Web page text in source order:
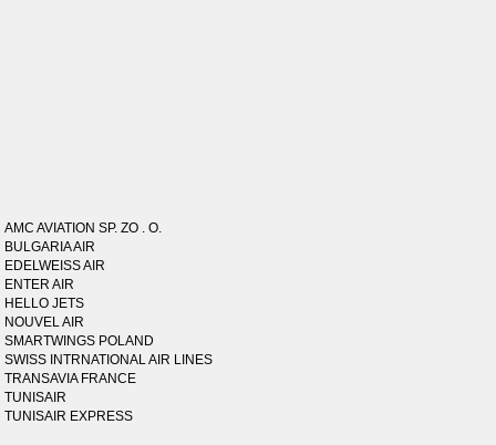
AMC AVIATION SP. ZO . O.
BULGARIA AIR
EDELWEISS AIR
ENTER AIR
HELLO JETS
NOUVEL AIR
SMARTWINGS POLAND
SWISS INTRNATIONAL AIR LINES
TRANSAVIA FRANCE
TUNISAIR
TUNISAIR EXPRESS